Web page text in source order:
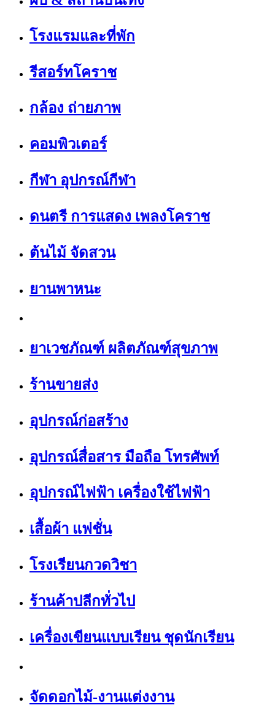
โรงแรมและที่พัก
รีสอร์ทโคราช
กล้อง ถ่ายภาพ
คอมพิวเตอร์
กีฬา อุปกรณ์กีฬา
ดนตรี การแสดง เพลงโคราช
ต้นไม้ จัดสวน
ยานพาหนะ
ยาเวชภัณฑ์ ผลิตภัณฑ์สุขภาพ
ร้านขายส่ง
อุปกรณ์ก่อสร้าง
อุปกรณ์สื่อสาร มือถือ โทรศัพท์
อุปกรณ์ไฟฟ้า เครื่องใช้ไฟฟ้า
เสื้อผ้า แฟชั่น
โรงเรียนกวดวิชา
ร้านค้าปลีกทั่วไป
เครื่องเขียนแบบเรียน ชุดนักเรียน
จัดดอกไม้-งานแต่งงาน